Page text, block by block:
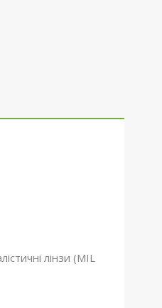
лінзи (MIL